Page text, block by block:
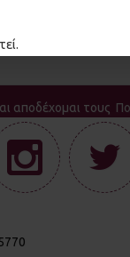
αποδέχομαι τους